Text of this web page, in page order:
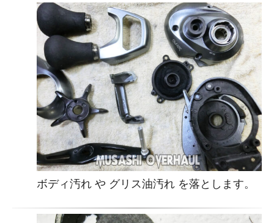
ボディ汚れ や グリス油汚れ を落とします。